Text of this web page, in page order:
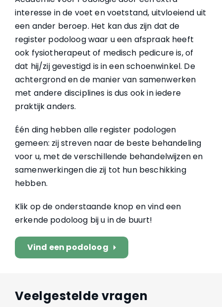
interesse in de voet en voetstand, uitvloeiend uit
een ander beroep. Het kan dus zijn dat de
register podoloog waar u een afspraak heeft
ook fysiotherapeut of medisch pedicure is, of
dat hij/zij gevestigd is in een schoenwinkel. De
achtergrond en de manier van samenwerken
met andere disciplines is dus ook in iedere
praktijk anders.
Één ding hebben alle register podologen
gemeen: zij streven naar de beste behandeling
voor u, met de verschillende behandelwijzen en
samenwerkingen die zij tot hun beschikking
hebben.
Klik op de onderstaande knop en vind een
erkende podoloog bij u in de buurt!
Vind een podoloog arrow_right
Veelgestelde vragen